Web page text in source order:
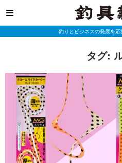
釣りとビジネスの発展を
タグ: